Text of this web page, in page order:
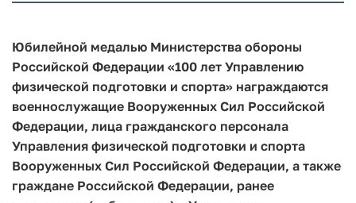
Юбилейной медалью Министерства обороны
Российской Федерации «100 лет Управлению
физической подготовки и спорта» награждаются
военнослужащие Вооруженных Сил Российской
Федерации, лица гражданского персонала
Управления физической подготовки и спорта
Вооруженных Сил Российской Федерации, а также
граждане Российской Федерации, ранее